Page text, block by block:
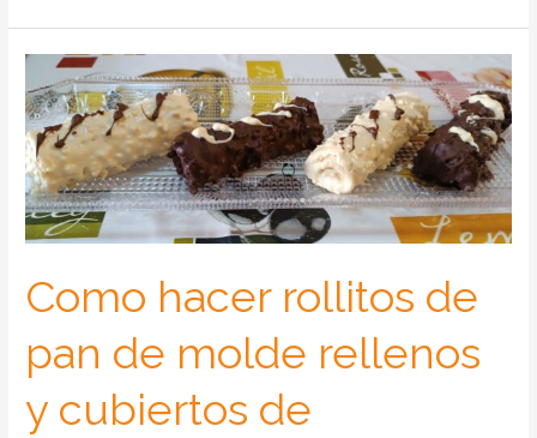
bizcocho
jugoso
de
chocolate
y
nueces
en
sartén
Como hacer rollitos de
pan de molde rellenos
y cubiertos de